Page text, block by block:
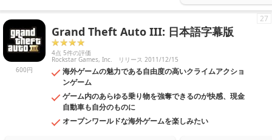
600円
Grand Theft Auto III: 日本語字幕版
4点 5件の評価
Rockstar Games, Inc. リリース 2011/12/15
海外ゲームの魅力である自由度の高いクライムアクショ
ンゲーム
ゲーム内のあらゆる乗り物を強奪できるのが快感、現金
自動車も自分のものに
オープンワールドな海外ゲームを楽しみたい
27